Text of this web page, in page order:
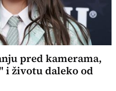
pred kamerama,
i životu daleko od